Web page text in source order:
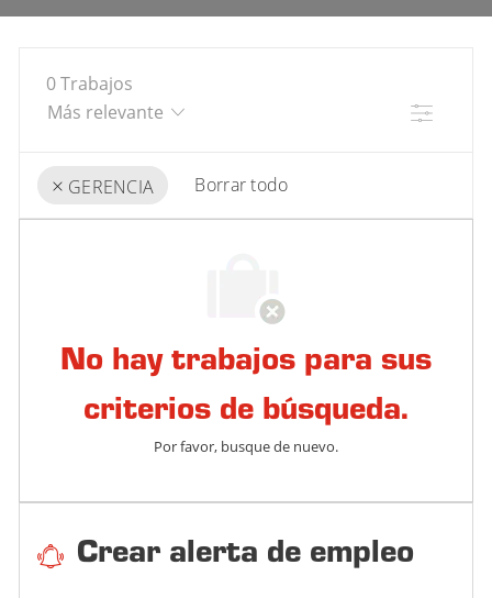
0Trabajos
Filtro
GERENCIA
Borrar todo
No hay trabajos para sus
criterios de búsqueda.
Por favor, busque de nuevo.
Crear alerta de empleo